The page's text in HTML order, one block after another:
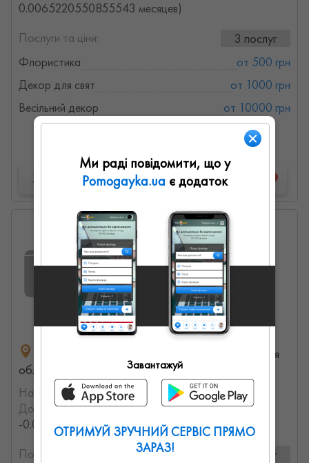
0.0065220550855543 месяцев)
Послуги та ціни:
3 послуг
Флористика
от 500 грн
Декор для свят
от 1000 грн
Весільний декор
от 10000 грн
Запропонувати роботу
Віра
0 0 0
вулиця Меблева, Криховцы, Ивано-Франковская
область, Украина
На порталі з:21.04.2023
Досвід роботи:с 2013 года (13.40634166309 лет,
-0.0272384399305 месяцев)
Послуги та ціни:
2 послуг
Ми раді повідомити, що у
Pomogayka.ua є додаток
Завантажуй
ОТРИМУЙ ЗРУЧНИЙ СЕРВІС ПРЯМО
ЗАРАЗ!